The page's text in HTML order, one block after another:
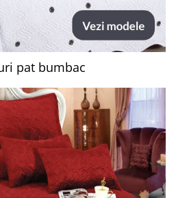
pat bumbac